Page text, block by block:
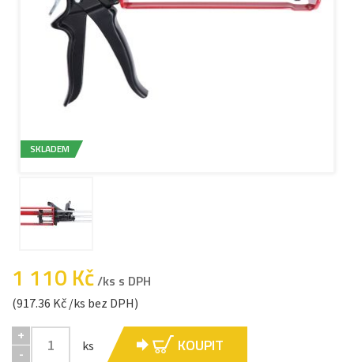
SKLADEM
1 110 Kč/ks s DPH
(917.36 Kč /ks bez DPH)
+
-
ks KOUPIT